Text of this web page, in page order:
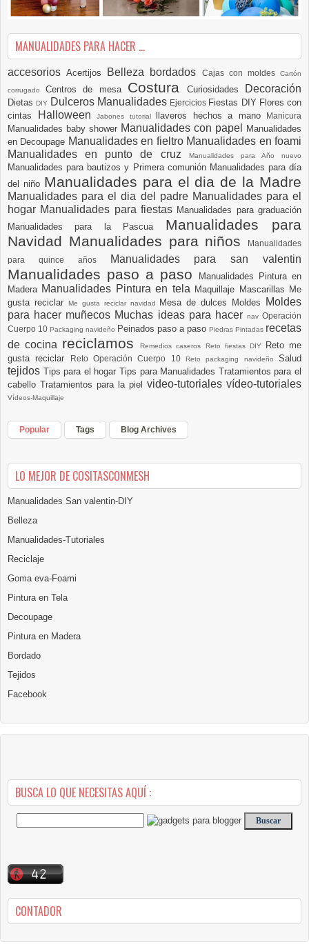
MANUALIDADES PARA HACER ...
accesoriosAcertijos Belleza bordados Cajas con moldesCartón
corrugadoCentros de mesa Costura Curiosidades Decoración
DietasDIY Dulceros Manualidades Ejercicios Fiestas DIY Flores con
cintas
Halloween Jabones tutorial llaveros hechos a mano Manicura
Manualidades baby shower Manualidades con papel
Manualidades
en Decoupage Manualidades en fieltro Manualidades en foami
Manualidades en punto de cruz
Manualidades para Año nuevo
Manualidades para bautizos y Primera comunión Manualidades para día
del niño Manualidades para el dia de la Madre
Manualidades para el dia del padre Manualidades para el
hogar Manualidades para fiestas Manualidades para graduación
Manualidades para la Pascua Manualidades para
Navidad Manualidades para niños
Manualidades
para quince años
Manualidades para san valentin
Manualidades paso a paso
Manualidades Pintura en
Madera Manualidades Pintura en tela Maquillaje Mascarillas Me
gusta reciclar
Me gusta reciclar navidad Mesa de dulces Moldes
Moldes
para hacer muñecos Muchas ideas para hacer nav Operación
Cuerpo 10 Packaging navideño Peinados paso a paso Piedras Pintadas recetas
de cocina reciclamosRemedios caseros Reto fiestas DIY
Reto me
gusta reciclar
Reto Operación Cuerpo 10Reto packaging navideñoSalud
tejidos Tips para el hogarTips para Manualidades Tratamientos para el
cabello Tratamientos para la piel video-tutoriales vídeo-tutoriales
Vídeos-Maquillaje
Popular Tags Blog Archives
LO MEJOR DE COSITASCONMESH
Manualidades San valentin-DIY
Belleza
Manualidades-Tutoriales
Reciclaje
Goma eva-Foami
Pintura en Tela
Decoupage
Pintura en Madera
Bordado
Tejidos
Facebook
BUSCA LO QUE NECESITAS AQUÍ :
CONTADOR